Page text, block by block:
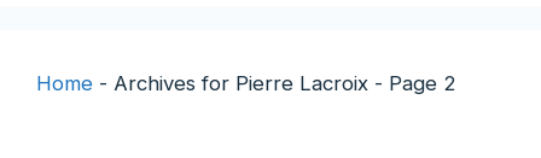
Home - Archives for Pierre Lacroix - Page 2